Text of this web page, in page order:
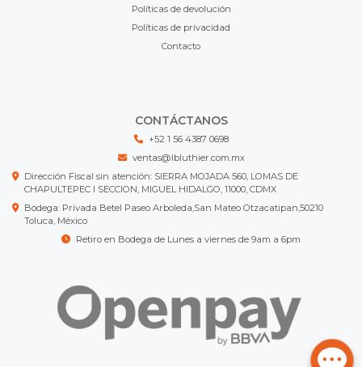
Políticas de devolución
Políticas de privacidad
Contacto
CONTÁCTANOS
+52 1 56 4387 0698
ventas@lbluthier.com.mx
Dirección Fiscal sin atención: SIERRA MOJADA 560, LOMAS DE
CHAPULTEPEC I SECCION, MIGUEL HIDALGO, 11000, CDMX
Bodega: Privada Betel Paseo Arboleda,San Mateo Otzacatipan,50210
Toluca, México
Retiro en Bodega de Lunes a viernes de 9am a 6pm